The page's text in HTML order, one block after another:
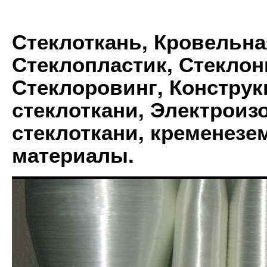
Стеклоткань,
Стеклопластик,
Стеклоровинг,
стеклоткани,
стеклоткани,
материалы.